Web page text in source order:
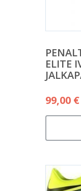
ELITE
99,00 €